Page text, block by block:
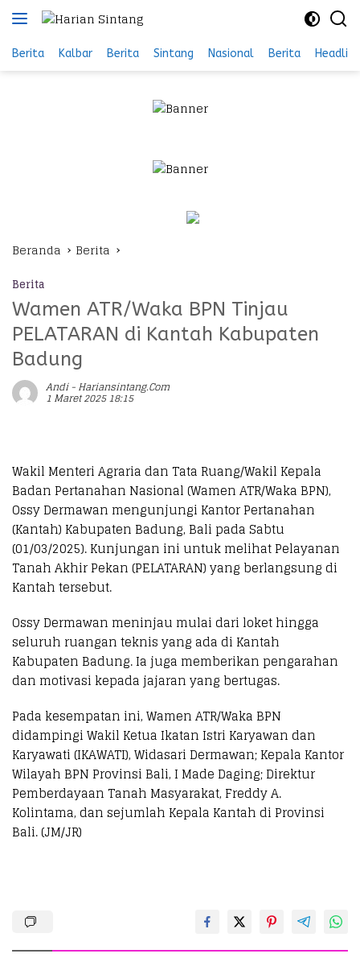
Langsung
ke
konten
Berita Kalbar Berita Sintang Nasional Berita Headline
Beranda Berita
Berita
Wamen ATR/Waka BPN Tinjau
PELATARAN di Kantah Kabupaten
Badung
Andi - Hariansintang.com
1 Maret 2025 18:15
Wakil Menteri Agraria dan Tata Ruang/Wakil Kepala
Badan Pertanahan Nasional (Wamen ATR/Waka BPN),
Ossy Dermawan mengunjungi Kantor Pertanahan
(Kantah) Kabupaten Badung, Bali pada Sabtu
(01/03/2025). Kunjungan ini untuk melihat Pelayanan
Tanah Akhir Pekan (PELATARAN) yang berlangsung di
Kantah tersebut.
Ossy Dermawan meninjau mulai dari loket hingga
seluruh ruangan teknis yang ada di Kantah
Kabupaten Badung. Ia juga memberikan pengarahan
dan motivasi kepada jajaran yang bertugas.
Pada kesempatan ini, Wamen ATR/Waka BPN
didampingi Wakil Ketua Ikatan Istri Karyawan dan
Karyawati (IKAWATI), Widasari Dermawan; Kepala Kantor
Wilayah BPN Provinsi Bali, I Made Daging; Direktur
Pemberdayaan Tanah Masyarakat, Freddy A.
Kolintama, dan sejumlah Kepala Kantah di Provinsi
Bali. (JM/JR)